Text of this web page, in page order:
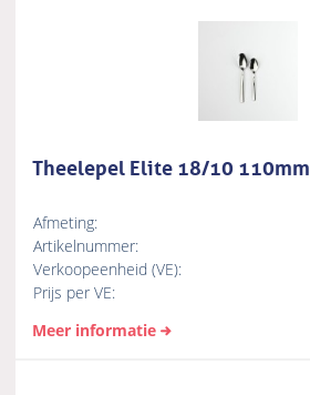
Theelepel Elite 18/10 110mm
Afmeting:
Artikelnummer:
Verkoopeenheid (VE):
Prijs per VE:
Meer informatie